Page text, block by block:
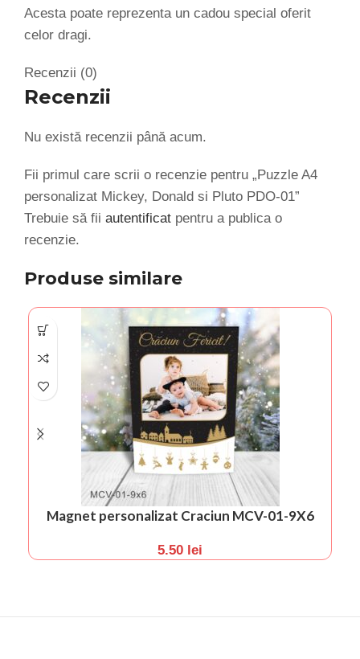
Acesta poate reprezenta un cadou special oferit
celor dragi.
Recenzii (0)
Recenzii
Nu există recenzii până acum.
Fii primul care scrii o recenzie pentru „Puzzle A4
personalizat Mickey, Donald si Pluto PDO-01”
Trebuie să fii autentificat pentru a publica o
recenzie.
Produse similare
Magnet personalizat Craciun MCV-01-9X6
5.50 lei